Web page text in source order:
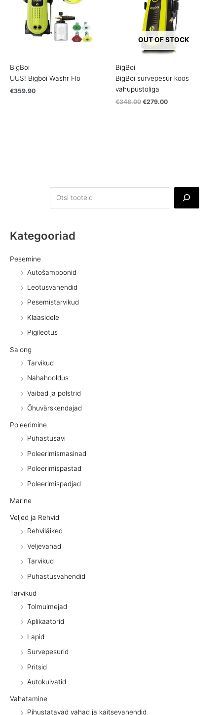
Kategooriad
Pesemine
Autošampoonid
Leotusvahendid
Pesemistarvikud
Klaasidele
Pigileotus
Salong
Tarvikud
Nahahooldus
Vaibad ja polstrid
Õhuvärskendajad
Poleerimine
Puhastusavi
Poleerimismasinad
Poleerimispastad
Poleerimispadjad
Marine
Veljed ja Rehvid
Rehviläiked
Veljevahad
Tarvikud
Puhastusvahendid
Tarvikud
Tolmuimejad
Aplikaatorid
Lapid
Survepesurid
Pritsid
Autokuivatid
Vahatamine
Pihustatavad vahad ja kaitsevahendid
BigBoi
UUS! Bigboi Washr Flo
€359.90
OUT OF STOCK
BigBoi
BigBoi survepesur koos
vahupüstoliga
€348.00 €279.00